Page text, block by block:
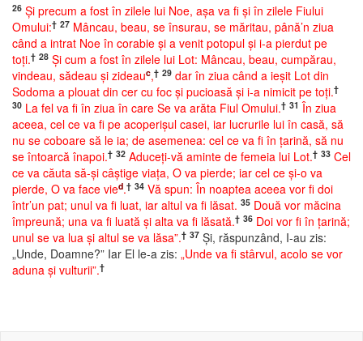
26 Şi precum a fost în zilele lui Noe, aşa va fi şi în zilele Fiului
Omului:† 27 Mâncau, beau, se însurau, se măritau, până’n ziua
când a intrat Noe în corabie şi a venit potopul şi i-a pierdut pe
toţi.† 28 Şi cum a fost în zilele lui Lot: Mâncau, beau, cumpărau,
vindeau, sădeau şi zideauc,† 29 dar în ziua când a ieşit Lot din
Sodoma a plouat din cer cu foc şi pucioasă şi i-a nimicit pe toţi.†
30 La fel va fi în ziua în care Se va arăta Fiul Omului.† 31 În ziua
aceea, cel ce va fi pe acoperişul casei, iar lucrurile lui în casă, să
nu se coboare să le ia; de asemenea: cel ce va fi în ţarină, să nu
se întoarcă înapoi.† 32 Aduceţi-vă aminte de femeia lui Lot.† 33 Cel
ce va căuta să-şi câştige viaţa, O va pierde; iar cel ce şi-o va
pierde, O va face vied.† 34 Vă spun: În noaptea aceea vor fi doi
într’un pat; unul va fi luat, iar altul va fi lăsat. 35 Două vor măcina
împreună; una va fi luată şi alta va fi lăsată.† 36 Doi vor fi în ţarină;
unul se va lua şi altul se va lăsa”.† 37 Şi, răspunzând, I-au zis:
„Unde, Doamne?” Iar El le-a zis: „Unde va fi stârvul, acolo se vor
aduna şi vulturii”.†